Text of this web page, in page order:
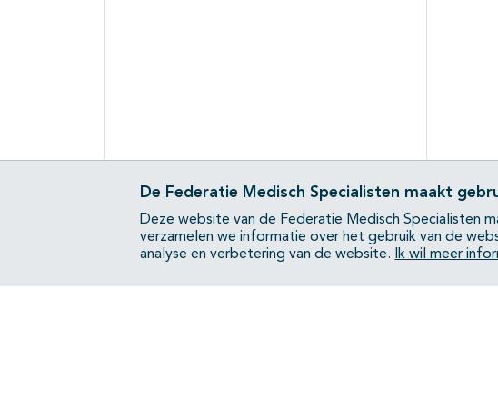
De Federatie Medisch Specialisten maakt
Deze website van de Federatie Medisch Specialisten
verzamelen we informatie over het gebruik van de
analyse en verbetering van de website.
Ik wil meer